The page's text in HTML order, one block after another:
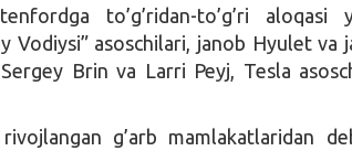
to’g’ridan-to’g’ri aloqasi
Vodiysi” asoschilari, janob Hyulet va
Brin va Larri Peyj, Tesla
g’arb mamlakatlaridan